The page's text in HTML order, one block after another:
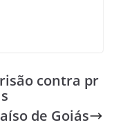
contra pr
de Goiás